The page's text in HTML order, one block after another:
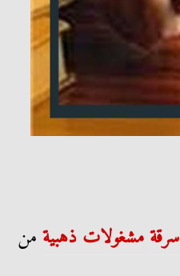
سرقةمشغولات ذهبيةمن